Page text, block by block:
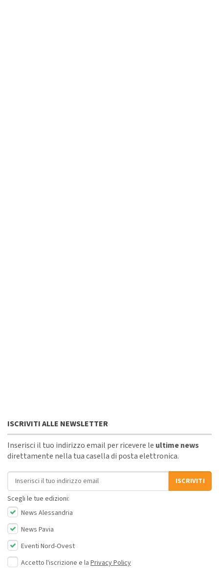
ISCRIVITI ALLE NEWSLETTER
Inserisci il tuo indirizzo email per ricevere le ultime news
direttamente nella tua casella di posta elettronica.
Indirizzo email
ISCRIVITI
Scegli le tue edizioni:
News Alessandria
News Pavia
Eventi Nord-Ovest
Accetto l'iscrizione e la Privacy Policy